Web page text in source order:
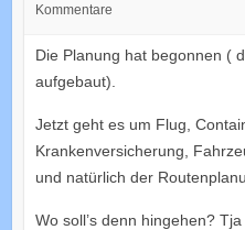
Kommentare
Die Planung hat begonnen (
aufgebaut).
Jetzt geht es um Flug,
Krankenversicherung,
und natürlich der
Wo soll’s denn hingehen?